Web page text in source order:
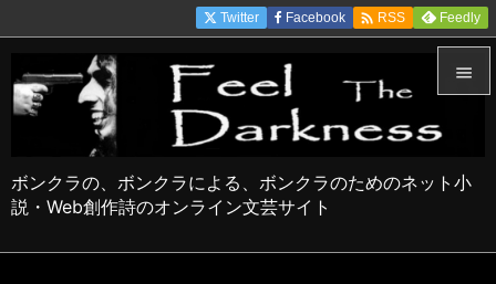
ボンクラの、ボンクラによる、ボンクラのためのネット小
説・Web創作詩のオンライン文芸サイト


Twitter Facebook  RSS Feedly